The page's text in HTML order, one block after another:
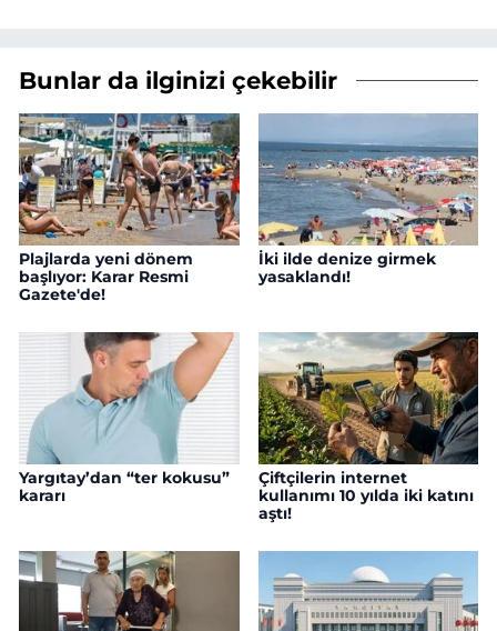
Bunlar da ilginizi çekebilir
Plajlarda yeni dönem
başlıyor: Karar Resmi
Gazete'de!
İki ilde denize girmek
yasaklandı!
Yargıtay’dan “ter kokusu”
kararı
Çiftçilerin internet
kullanımı 10 yılda iki katını
aştı!